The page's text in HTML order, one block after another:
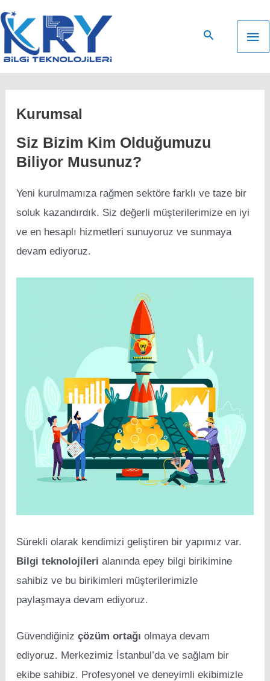
İçeriğe
atla
Kurumsal
Siz Bizim Kim Olduğumuzu
Biliyor Musunuz?
Yeni kurulmamıza rağmen sektöre farklı ve taze bir
soluk kazandırdık. Siz değerli müşterilerimize en iyi
ve en hesaplı hizmetleri sunuyoruz ve sunmaya
devam ediyoruz.
Sürekli olarak kendimizi geliştiren bir yapımız var.
Bilgi teknolojileri alanında epey bilgi birikimine
sahibiz ve bu birikimleri müşterilerimizle
paylaşmaya devam ediyoruz.
Güvendiğiniz çözüm ortağı olmaya devam
ediyoruz. Merkezimiz İstanbul’da ve sağlam bir
ekibe sahibiz. Profesyonel ve deneyimli ekibimizle